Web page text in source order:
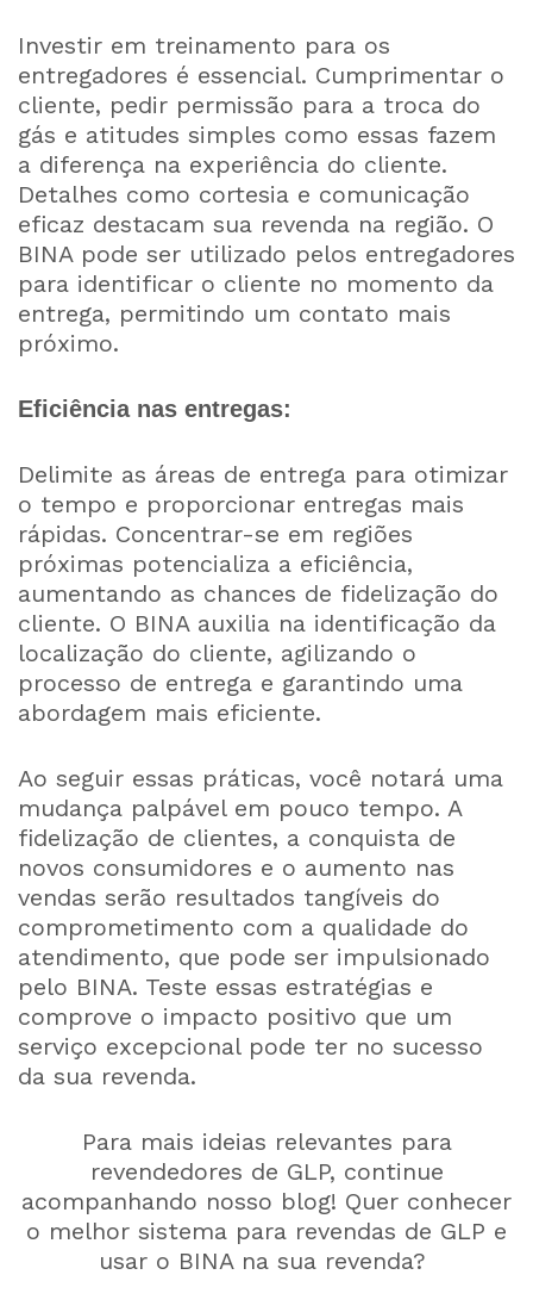
Investir em treinamento para os
entregadores é essencial. Cumprimentar o
cliente, pedir permissão para a troca do
gás e atitudes simples como essas fazem
a diferença na experiência do cliente.
Detalhes como cortesia e comunicação
eficaz destacam sua revenda na região. O
BINA pode ser utilizado pelos entregadores
para identificar o cliente no momento da
entrega, permitindo um contato mais
próximo.
Eficiência nas entregas:
Delimite as áreas de entrega para otimizar
o tempo e proporcionar entregas mais
rápidas. Concentrar-se em regiões
próximas potencializa a eficiência,
aumentando as chances de fidelização do
cliente. O BINA auxilia na identificação da
localização do cliente, agilizando o
processo de entrega e garantindo uma
abordagem mais eficiente.
Ao seguir essas práticas, você notará uma
mudança palpável em pouco tempo. A
fidelização de clientes, a conquista de
novos consumidores e o aumento nas
vendas serão resultados tangíveis do
comprometimento com a qualidade do
atendimento, que pode ser impulsionado
pelo BINA. Teste essas estratégias e
comprove o impacto positivo que um
serviço excepcional pode ter no sucesso
da sua revenda.
Para mais ideias relevantes para
revendedores de GLP, continue
acompanhando nosso blog! Quer conhecer
o melhor sistema para revendas de GLP e
usar o BINA na sua revenda?